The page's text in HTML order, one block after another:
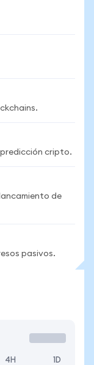
cripto.
de
pasivos.
4H 1D